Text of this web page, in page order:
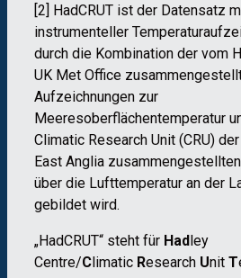
[2] HadCRUT ist der Datensatz
instrumenteller
durch die Kombination der vom
UK Met Office
Aufzeichnungen zur
Meeresoberflächentemperatur
Climatic Research Unit (CRU)
East Anglia
über die Lufttemperatur an der
gebildet wird.
„HadCRUT“ steht für Hadley
Centre/Climatic Research Unit T